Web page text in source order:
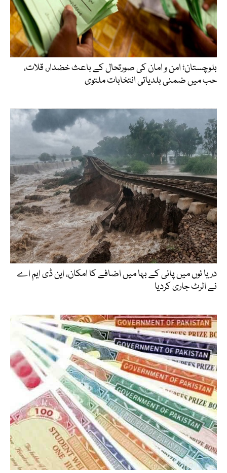
بلوچستان؛ امن و امان کی صورتحال کے باعث خضدار، قلات،
حب میں ضمنی بلدیاتی انتخابات ملتوی
دریا ئوں میں پانی کے بہا میں اضافے کا امکان، این ڈی ایم اے
نے الرٹ جاری کردیا